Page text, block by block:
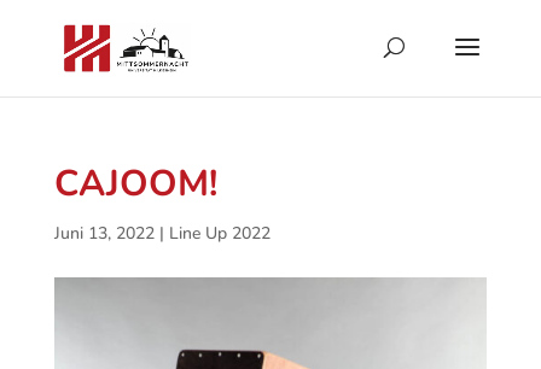
CAJOOM!
Juni 13, 2022| Line Up 2022